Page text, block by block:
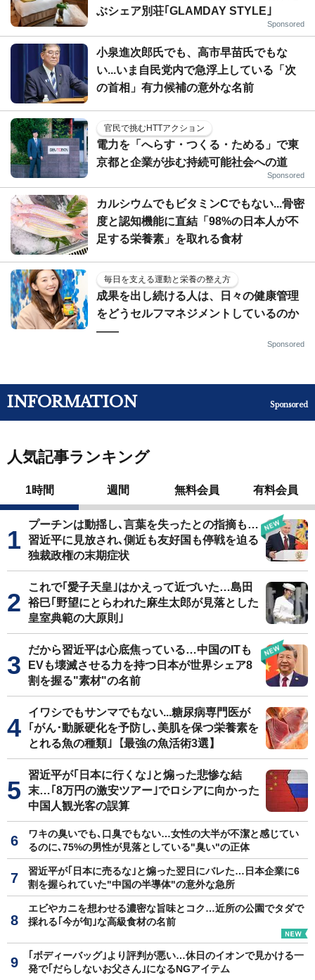
ぶシェア別荘｢GLAMDAY STYLE｣
Sponsored
小泉進次郎氏でも、高市早苗氏でもな
い...いま自民党内で急浮上している「次
の首相」有力候補の意外な名前
官民で挑むHTTアクション
電力を「へらす・つくる・ためる」で東
京都と企業が歩む持続可能社会への道
Sponsored
カルシウムでもビタミンCでもない...骨密
度と認知機能に直結「98%の日本人が不
足する栄養素」を取れる食材
毎日を支える運動と栄養の整え方
成果を出し続ける人は、日々の健康管理
をどうセルフマネジメントしているのか
——
Sponsored
INFORMATION Sponsored
人気記事ランキング
1時間 週間 無料会員 有料会員
プーチンは動揺し､言葉を失ったとの指摘も…
習近平に見放され､側近も友好国も停戦を迫る
独裁政権の末期症状
これで｢愛子天皇｣はかえって近づいた…島田
裕巳｢野望にとらわれた麻生太郎が見落とした
皇室典範の大原則｣
だから習近平は心底焦っている…中国のITも
EVも壊滅させる力を持つ日本が世界シェア8
割を握る"素材"の名前
イワシでもサンマでもない...糖尿病専門医が
｢がん･動脈硬化を予防し､美肌を保つ栄養素を
とれる魚の種類｣【最強の魚活術3選】
習近平が｢日本に行くな｣と煽った悲惨な結
末…｢8万円の激安ツアー｣でロシアに向かった
中国人観光客の誤算
ワキの臭いでも､口臭でもない…女性の大半が不潔と感じてい
るのに､75%の男性が見落としている"臭い"の正体
習近平が｢日本に売るな｣と煽った翌日にバレた…日本企業に6
割を握られていた"中国の半導体"の意外な急所
エビやカニを想わせる濃密な旨味とコク…近所の公園でタダで
採れる｢今が旬｣な高級食材の名前
｢ボディーバッグ｣より評判が悪い…休日のイオンで見かける一
発で｢だらしないお父さん｣になるNGアイテム